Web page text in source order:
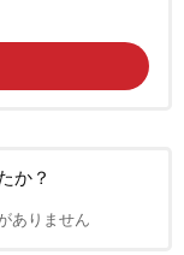
か？
ありません